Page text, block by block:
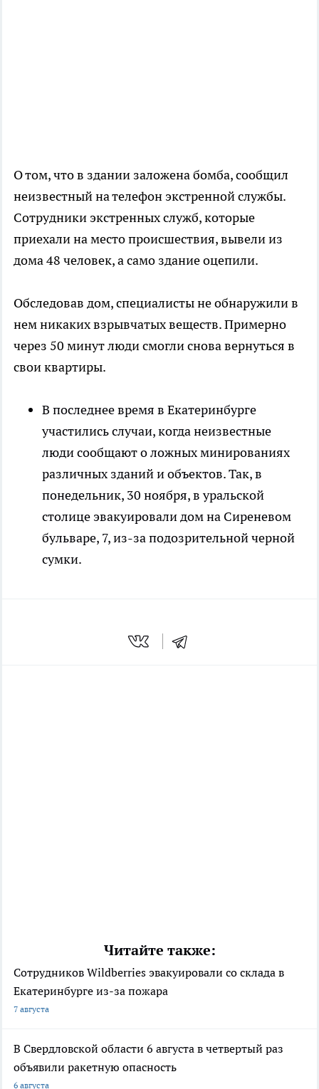
О том, что в здании заложена бомба, сообщил
неизвестный на телефон экстренной службы.
Сотрудники экстренных служб, которые
приехали на место происшествия, вывели из
дома 48 человек, а само здание оцепили.
Обследовав дом, специалисты не обнаружили в
нем никаких взрывчатых веществ. Примерно
через 50 минут люди смогли снова вернуться в
свои квартиры.
В последнее время в Екатеринбурге
участились случаи, когда неизвестные
люди сообщают о ложных минированиях
различных зданий и объектов. Так, в
понедельник, 30 ноября, в уральской
столице эвакуировали дом на Сиреневом
бульваре, 7, из-за подозрительной черной
сумки.
Читайте также:
Сотрудников Wildberries эвакуировали со склада в
Екатеринбурге из-за пожара
7 августа
В Свердловской области 6 августа в четвертый раз
объявили ракетную опасность
6 августа